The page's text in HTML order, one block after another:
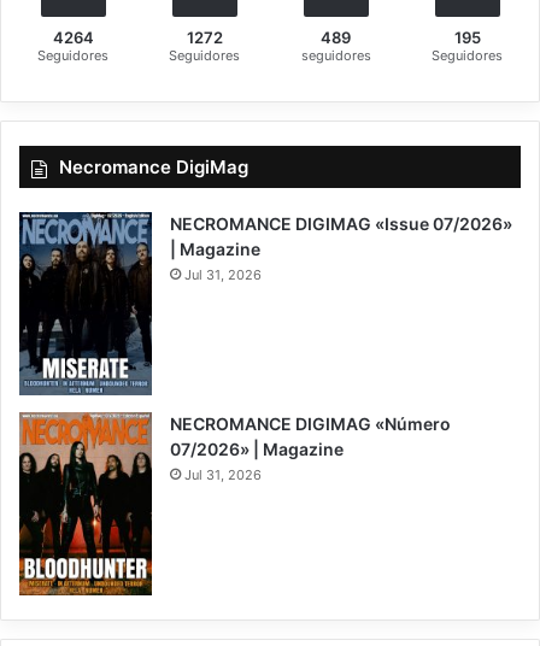
4264
Seguidores
1272
Seguidores
489
seguidores
195
Seguidores
Necromance DigiMag
NECROMANCE DIGIMAG «Issue 07/2026»
| Magazine
Jul 31, 2026
NECROMANCE DIGIMAG «Número
07/2026» | Magazine
Jul 31, 2026